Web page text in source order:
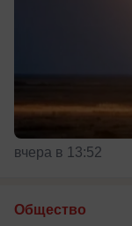
вчера в 13:52
Общество